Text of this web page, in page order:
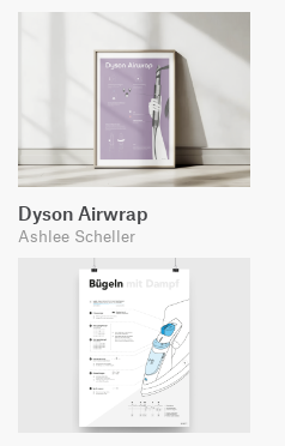
Dyson Airwrap
Ashlee Scheller